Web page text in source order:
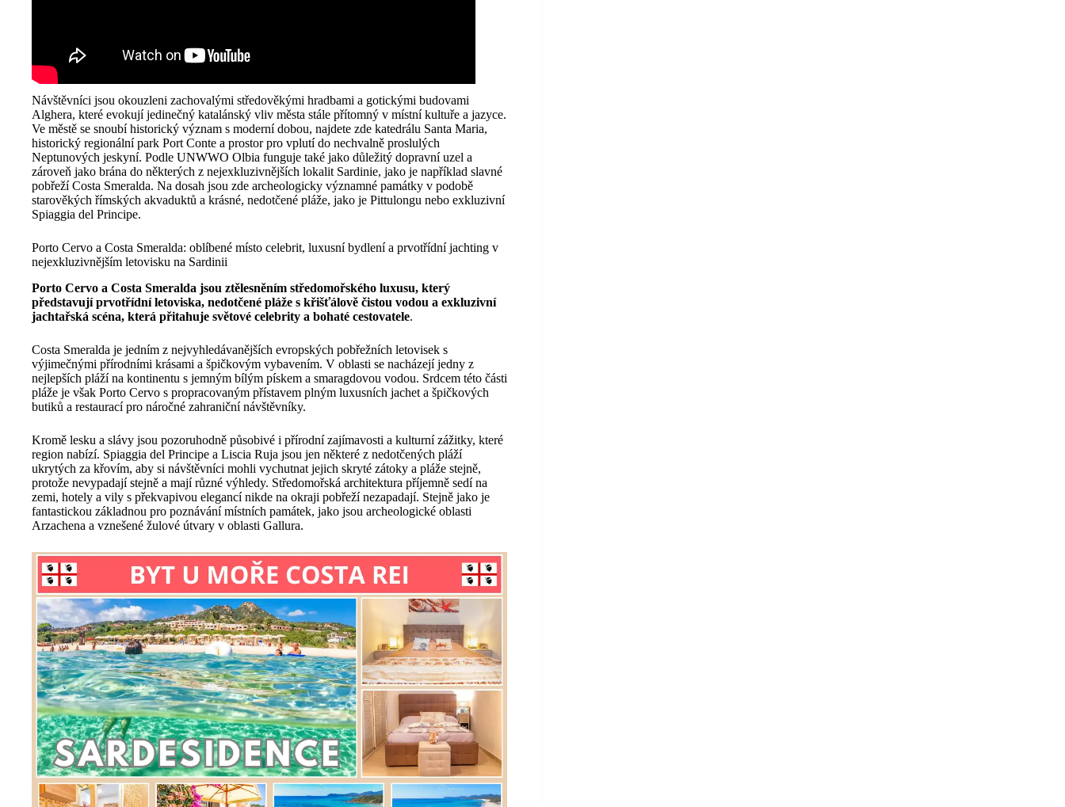
Návštěvníci jsou okouzleni zachovalými středověkými hradbami a gotickými budovami
Alghera, které evokují jedinečný katalánský vliv města stále přítomný v místní kultuře a jazyce.
Ve městě se snoubí historický význam s moderní dobou, najdete zde katedrálu Santa Maria,
historický regionální park Port Conte a prostor pro vplutí do nechvalně proslulých
Neptunových jeskyní. Podle UNWWO Olbia funguje také jako důležitý dopravní uzel a
zároveň jako brána do některých z nejexkluzivnějších lokalit Sardinie, jako je například slavné
pobřeží Costa Smeralda. Na dosah jsou zde archeologicky významné památky v podobě
starověkých římských akvaduktů a krásné, nedotčené pláže, jako je Pittulongu nebo exkluzivní
Spiaggia del Principe.
Porto Cervo a Costa Smeralda: oblíbené místo celebrit, luxusní bydlení a prvotřídní jachting v
nejexkluzivnějším letovisku na Sardinii
Porto Cervo a Costa Smeralda jsou ztělesněním středomořského luxusu, který
představují prvotřídní letoviska, nedotčené pláže s křišťálově čistou vodou a exkluzivní
jachtařská scéna, která přitahuje světové celebrity a bohaté cestovatele.
Costa Smeralda je jedním z nejvyhledávanějších evropských pobřežních letovisek s
výjimečnými přírodními krásami a špičkovým vybavením. V oblasti se nacházejí jedny z
nejlepších pláží na kontinentu s jemným bílým pískem a smaragdovou vodou. Srdcem této části
pláže je však Porto Cervo s propracovaným přístavem plným luxusních jachet a špičkových
butiků a restaurací pro náročné zahraniční návštěvníky.
Kromě lesku a slávy jsou pozoruhodně působivé i přírodní zajímavosti a kulturní zážitky, které
region nabízí. Spiaggia del Principe a Liscia Ruja jsou jen některé z nedotčených pláží
ukrytých za křovím, aby si návštěvníci mohli vychutnat jejich skryté zátoky a pláže stejně,
protože nevypadají stejně a mají různé výhledy. Středomořská architektura příjemně sedí na
zemi, hotely a vily s překvapivou elegancí nikde na okraji pobřeží nezapadají. Stejně jako je
fantastickou základnou pro poznávání místních památek, jako jsou archeologické oblasti
Arzachena a vznešené žulové útvary v oblasti Gallura.